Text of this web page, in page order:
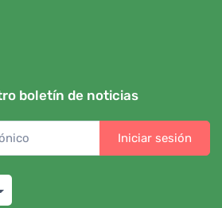
boletín de noticias
Iniciar sesión